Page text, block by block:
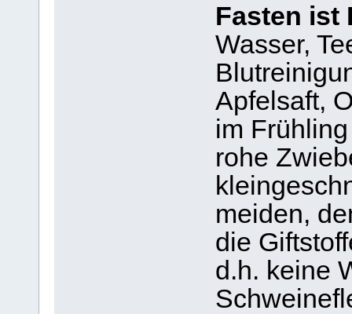
Fasten ist
Wasser,
Apfelsaft,
im
rohe
meiden,
die
d.h. keine